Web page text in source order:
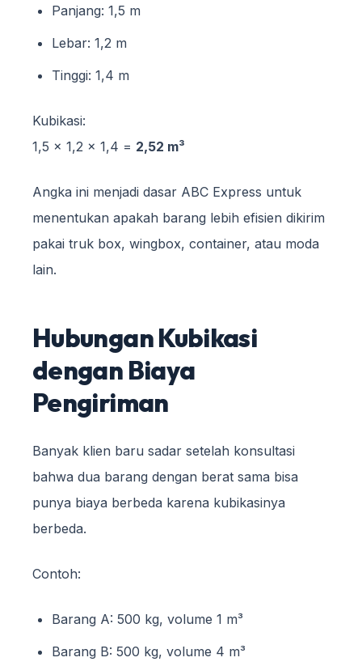
Panjang: 1,5 m
Lebar: 1,2 m
Tinggi: 1,4 m
Kubikasi:
1,5 × 1,2 × 1,4 = 2,52 m³
Angka ini menjadi dasar ABC Express untuk
menentukan apakah barang lebih efisien dikirim
pakai truk box, wingbox, container, atau moda
lain.
Hubungan Kubikasi
dengan Biaya
Pengiriman
Banyak klien baru sadar setelah konsultasi
bahwa dua barang dengan berat sama bisa
punya biaya berbeda karena kubikasinya
berbeda.
Contoh:
Barang A: 500 kg, volume 1 m³
Barang B: 500 kg, volume 4 m³